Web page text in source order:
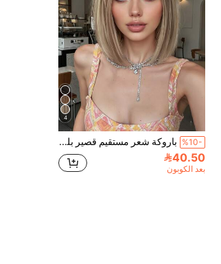
4
%10- باروكة شعر مستقيم قصير بلون بني داكن وأسود وذهبي بطول 12 بوصة، مصنوعة من ألياف صناعية مقاومة للحرارة، أنيقة ومتعددة الاستخدامات، مناسبة للنساء والفتيات للارتداء اليومي والحفلات والكوسبلاي والتصوير وغيرها
40.50
بعد الكوبون